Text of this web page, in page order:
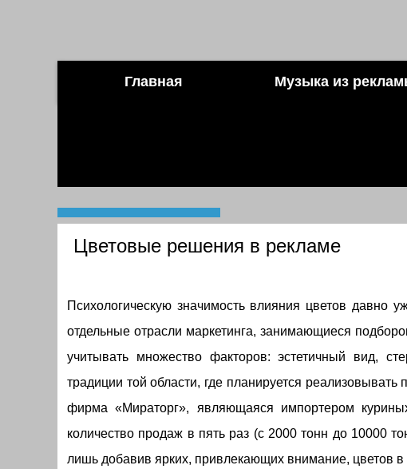
Главная Музыка из
Цветовые решения в рекламе
Психологическую значимость влияния цветов давно
отдельные отрасли маркетинга, занимающиеся
учитывать множество факторов: эстетичный вид,
традиции той области, где планируется
фирма «Мираторг», являющаяся импортером
количество продаж в пять раз (с 2000 тонн до 10000
лишь добавив ярких, привлекающих внимание, цветов в